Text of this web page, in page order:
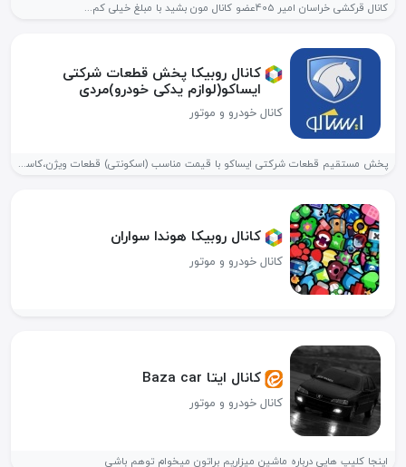
کانال قرکشی خراسان امیر 405عضو کانال مون بشید با مبلغ خیلی کم...
کانال روبیکا پخش قطعات شرکتی
ایساکو(لوازم یدکی خودرو)مردی
کانال خودرو و موتور
پخش مستقیم قطعات شرکتی ایساکو با قیمت مناسب (اسکونتی) قطعات ویژن،کاسه نمد...
کانال روبیکا هوندا سواران
کانال خودرو و موتور
کانال ایتا Baza car
کانال خودرو و موتور
اینجا کلیپ هایی درباره ماشین میزاریم براتون میخوام توهم باشی